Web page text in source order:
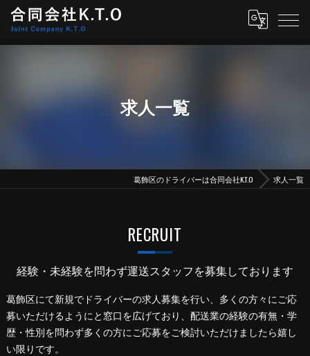
求人一覧
葛飾区のドライバーは合同会社K.T.O 求人一覧
RECRUIT
経験・未経験を問わず運送スタッフを募集しております
葛飾区にて新規でドライバーの求人募集を行い、多くの方々にご応
募いただけるようにと窓口を広げており、配送業の経験の有無・学
歴・性別を問わず多くの方にご応募をご検討いただけましたら嬉し
い限りです。